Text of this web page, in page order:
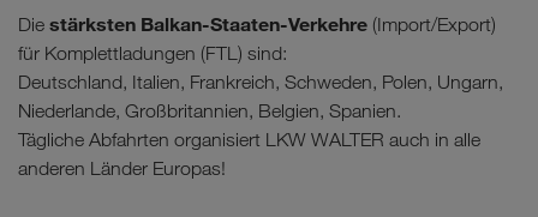
Die stärksten Balkan-Staaten-Verkehre (Import/Export)
für Komplettladungen (FTL) sind:
Deutschland, Italien, Frankreich, Schweden, Polen, Ungarn,
Niederlande, Großbritannien, Belgien, Spanien.
Tägliche Abfahrten organisiert LKW WALTER auch in alle
anderen Länder Europas!